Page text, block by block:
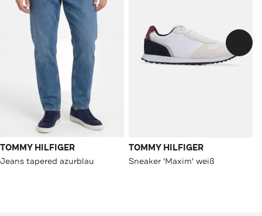
TOMMY HILFIGER
Jeans tapered azurblau
TOMMY HILFIGER
Sneaker 'Maxim' weiß